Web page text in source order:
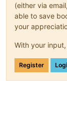
(either via
able to save
your
With your
Register